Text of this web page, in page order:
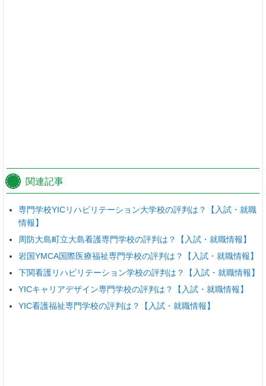
関連記事
専門学校YICリハビリテーション大学校の評判は？【入試・就職
情報】
周防大島町立大島看護専門学校の評判は？【入試・就職情報】
岩国YMCA国際医療福祉専門学校の評判は？【入試・就職情報】
下関看護リハビリテーション学校の評判は？【入試・就職情報】
YICキャリアデザイン専門学校の評判は？【入試・就職情報】
YIC看護福祉専門学校の評判は？【入試・就職情報】